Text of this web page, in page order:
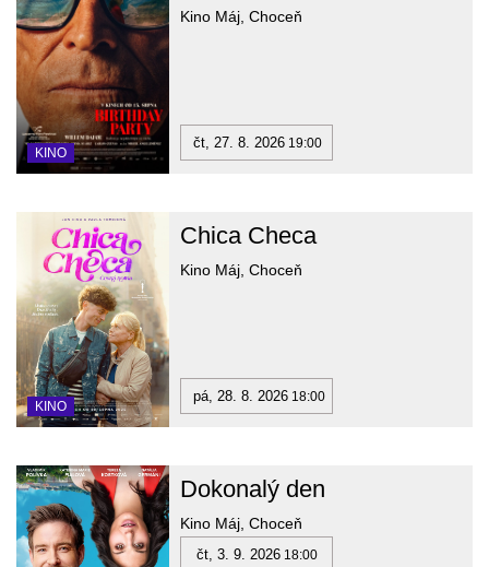
KINO
Kino Máj, Choceň
čt, 27. 8. 2026 19:00
KINO
Chica Checa
Kino Máj, Choceň
pá, 28. 8. 2026 18:00
Dokonalý den
Kino Máj, Choceň
čt, 3. 9. 202618:00